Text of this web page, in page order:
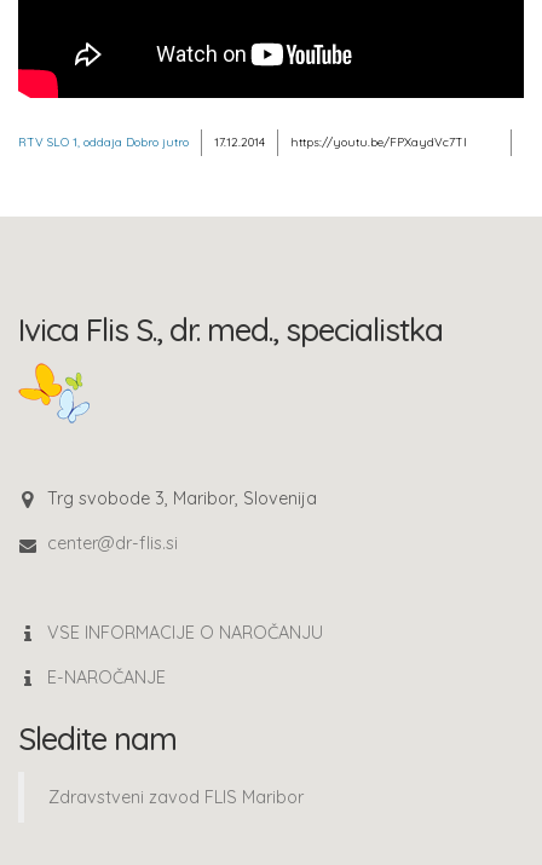
RTV SLO 1, oddaja Dobro jutro 17.12.2014 https://youtu.be/FPXaydVc7TI
Ivica Flis S., dr. med., specialistka
Trg svobode 3, Maribor, Slovenija
center@dr-flis.si
VSE INFORMACIJE O NAROČANJU
E-NAROČANJE
Sledite nam
Zdravstveni zavod FLIS Maribor